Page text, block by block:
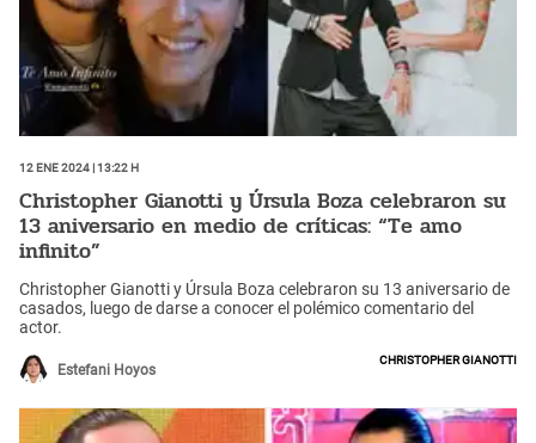
12 Ene 2024 | 13:22 h
Christopher Gianotti y Úrsula Boza celebraron su
13 aniversario en medio de críticas: “Te amo
infinito”
Christopher Gianotti y Úrsula Boza celebraron su 13 aniversario de
casados, luego de darse a conocer el polémico comentario del
actor.
Estefani Hoyos
Christopher Gianotti